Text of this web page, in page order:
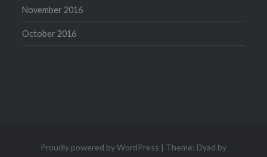
November 2016
October 2016
Proudly powered by WordPress | Theme: Dyad by